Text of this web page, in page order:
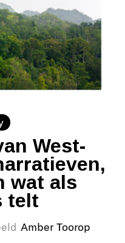
West-
wat als
telt
Amber Toorop